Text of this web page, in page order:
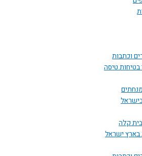
טיסה
ישראל